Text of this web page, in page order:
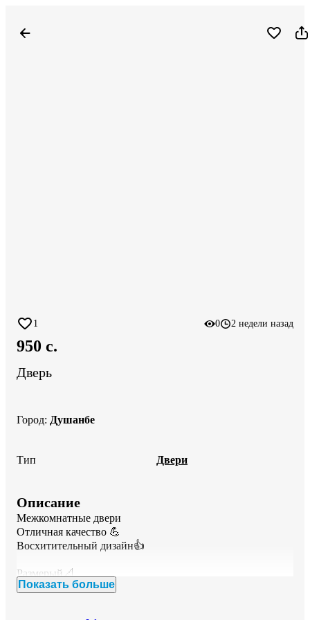
1 0 2 недели назад
950 c.
Дверь
Город: Душанбе
Тип Двери
Описание
Межкомнатные двери
Отличная качество 💪
Восхитительный дизайн👍
Размерый📐
2/80_,2/70_,2/60_,2/40
Показать больше